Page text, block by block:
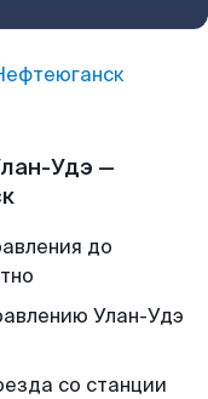
Удэ —
до
Улан-Удэ
со станции